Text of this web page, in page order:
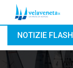
NOTIZIE FLASH